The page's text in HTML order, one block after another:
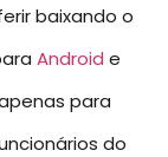
baixando o
Android e
para
do